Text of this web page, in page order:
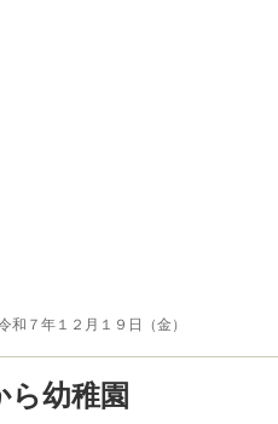
和７年１２月１９日（金）
ら幼稚園